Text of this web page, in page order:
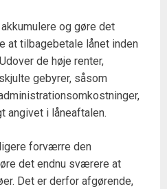
og gøre det
at tilbagebetale lånet inden
de høje renter,
gebyrer, såsom
angivet i låneaftalen.
forværre den
det endnu sværere at
Det er derfor afgørende,